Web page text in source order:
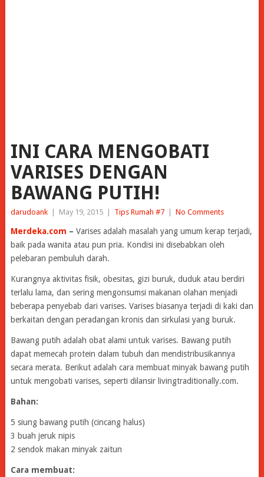
INI CARA MENGOBATI
VARISES DENGAN
BAWANG PUTIH!
darudoank May 19, 2015 Tips Rumah #7 No Comments
Merdeka.com – Varises adalah masalah yang umum kerap terjadi,
baik pada wanita atau pun pria. Kondisi ini disebabkan oleh
pelebaran pembuluh darah.
Kurangnya aktivitas fisik, obesitas, gizi buruk, duduk atau berdiri
terlalu lama, dan sering mengonsumsi makanan olahan menjadi
beberapa penyebab dari varises. Varises biasanya terjadi di kaki dan
berkaitan dengan peradangan kronis dan sirkulasi yang buruk.
Bawang putih adalah obat alami untuk varises. Bawang putih
dapat memecah protein dalam tubuh dan mendistribusikannya
secara merata. Berikut adalah cara membuat minyak bawang putih
untuk mengobati varises, seperti dilansir livingtraditionally.com.
Bahan:
5 siung bawang putih (cincang halus)
3 buah jeruk nipis
2 sendok makan minyak zaitun
Cara membuat: